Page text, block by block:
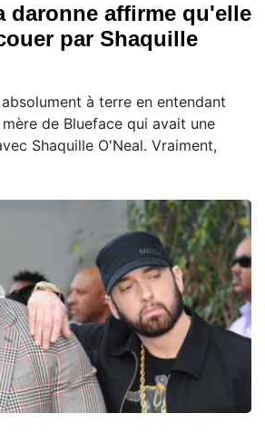
daronne affirme qu'elle
par Shaquille
à terre en entendant
de Blueface qui avait une
Shaquille O'Neal. Vraiment,